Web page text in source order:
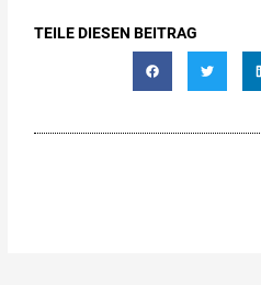
TEILE DIESEN BEITRAG